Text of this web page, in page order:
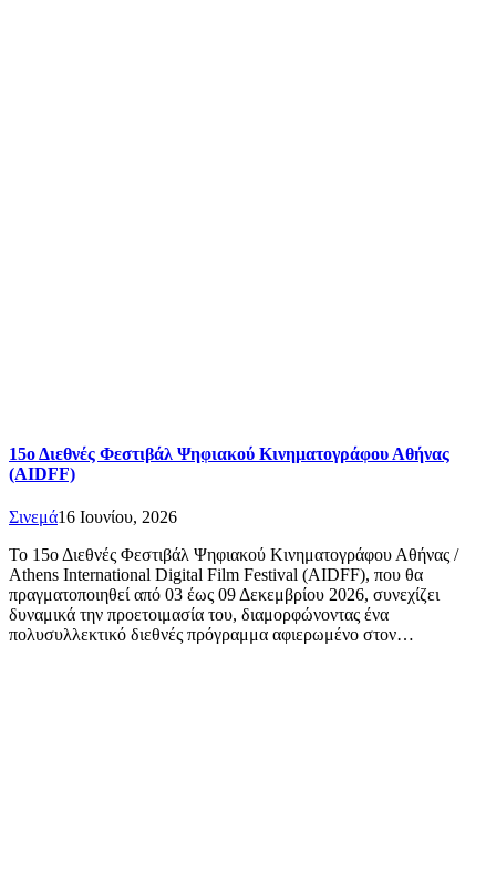
15ο Διεθνές Φεστιβάλ Ψηφιακού Κινηματογράφου Αθήνας
(AIDFF)
Σινεμά16 Ιουνίου, 2026
Το 15ο Διεθνές Φεστιβάλ Ψηφιακού Κινηματογράφου Αθήνας /
Athens International Digital Film Festival (AIDFF), που θα
πραγματοποιηθεί από 03 έως 09 Δεκεμβρίου 2026, συνεχίζει
δυναμικά την προετοιμασία του, διαμορφώνοντας ένα
πολυσυλλεκτικό διεθνές πρόγραμμα αφιερωμένο στον…